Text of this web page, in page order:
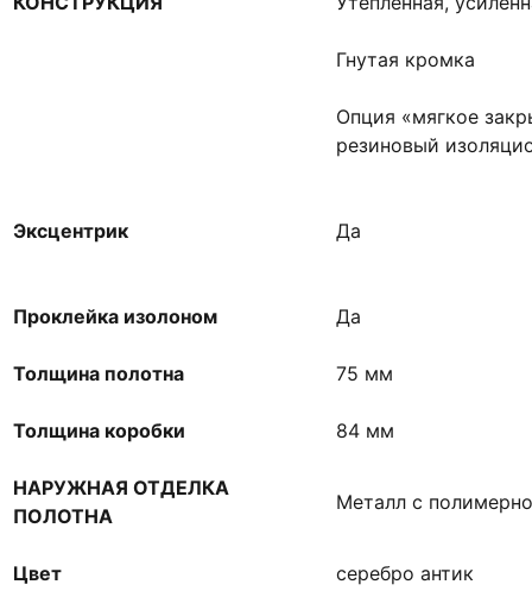
Гнутая кромка
Опция «мягкое
резиновый
Эксцентрик Да
Проклейка изолоном Да
Толщина полотна 75 мм
Толщина коробки 84 мм
НАРУЖНАЯ ОТДЕЛКА
ПОЛОТНА
Металл с
Цвет серебро антик